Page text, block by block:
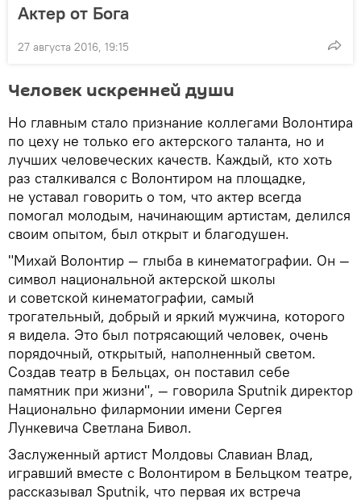
Актер от Бога
27 августа 2016, 19:15
Человек искренней души
Но главным стало признание коллегами Волонтира
по цеху не только его актерского таланта, но и
лучших человеческих качеств. Каждый, кто хоть
раз сталкивался с Волонтиром на площадке,
не уставал говорить о том, что актер всегда
помогал молодым, начинающим артистам, делился
своим опытом, был открыт и благодушен.
"Михай Волонтир — глыба в кинематографии. Он —
символ национальной актерской школы
и советской кинематографии, самый
трогательный, добрый и яркий мужчина, которого
я видела. Это был потрясающий человек, очень
порядочный, открытый, наполненный светом.
Создав театр в Бельцах, он поставил себе
памятник при жизни", — говорила Sputnik директор
Национально филармонии имени Сергея
Лункевича Светлана Бивол.
Заслуженный артист Молдовы Славиан Влад,
игравший вместе с Волонтиром в Бельцком театре,
рассказывал Sputnik, что первая их встреча